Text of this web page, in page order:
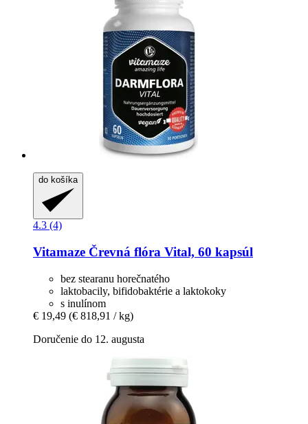
do košíka
4.3 (4)
Vitamaze Črevná flóra Vital, 60 kapsúl
bez stearanu horečnatého
laktobacily, bifidobaktérie a laktokoky
s inulínom
€ 19,49 (€ 818,91 / kg)
Doručenie do 12. augusta